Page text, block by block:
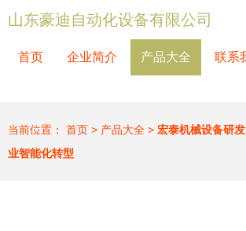
山东豪迪自动化设备有限公司
首页 企业简介 产品大全 联系
当前位置： 首页 > 产品大全 > 宏泰机械设备研
业智能化转型